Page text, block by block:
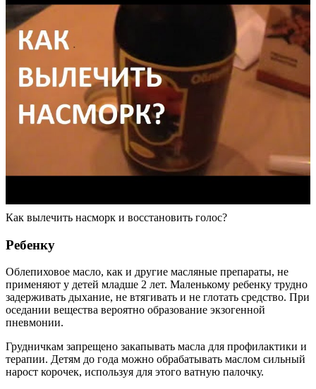
Как вылечить насморк и восстановить голос?
Ребенку
Облепиховое масло, как и другие масляные препараты, не
применяют у детей младше 2 лет. Маленькому ребенку трудно
задерживать дыхание, не втягивать и не глотать средство. При
оседании вещества вероятно образование экзогенной
пневмонии.
Грудничкам запрещено закапывать масла для профилактики и
терапии. Детям до года можно обрабатывать маслом сильный
нарост корочек, используя для этого ватную палочку.